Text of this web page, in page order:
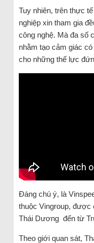
Tuy nhiên, trên thực
nghiệp xin tham gia
công nghệ. Mà đa số
nhằm tạo cảm giác
cho những thế lực
Đáng chú ý, là
thuộc Vingroup, được
Thái Dương đến từ
Theo giới quan sát,